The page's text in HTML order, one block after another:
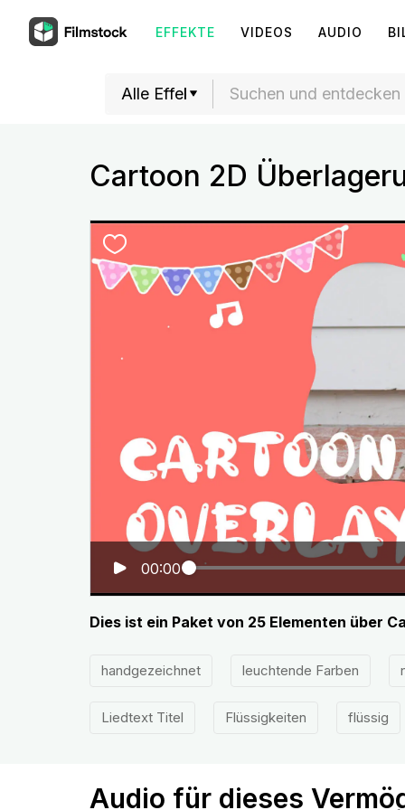
EFFEKTE VIDEOS AUDIO
Cartoon 2D
00:00
Dies ist ein Paket von 25 Elementen über
handgezeichnet leuchtende Farben
Liedtext Titel Flüssigkeiten flüssig
Audio für dieses